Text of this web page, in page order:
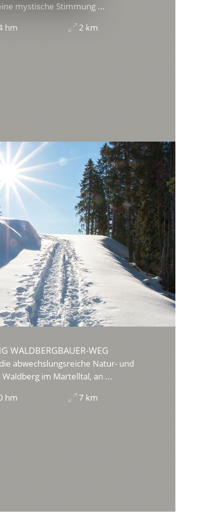
mystische Stimmung ...
hm 2 km
WALDBERGBAUER-WEG
abwechslungsreiche Natur- und
im Martelltal, an ...
hm 7 km